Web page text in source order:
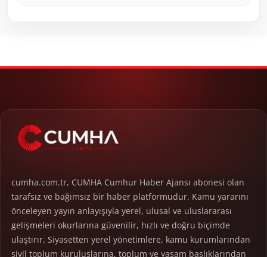
cumha.com.tr, CUMHA Cumhur Haber Ajansı abonesi olan
tarafsız ve bağımsız bir haber platformudur. Kamu yararını
önceleyen yayın anlayışıyla yerel, ulusal ve uluslararası
gelişmeleri okurlarına güvenilir, hızlı ve doğru biçimde
ulaştırır. Siyasetten yerel yönetimlere, kamu kurumlarından
sivil toplum kuruluşlarına, toplum ve yaşam başlıklarından